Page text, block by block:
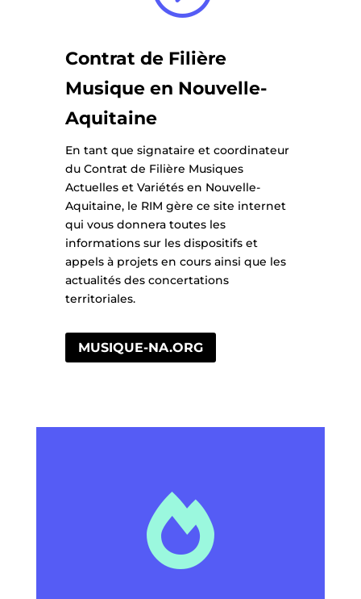
Contrat de Filière
Musique en Nouvelle-
Aquitaine
En tant que signataire et coordinateur
du Contrat de Filière Musiques
Actuelles et Variétés en Nouvelle-
Aquitaine, le RIM gère ce site internet
qui vous donnera toutes les
informations sur les dispositifs et
appels à projets en cours ainsi que les
actualités des concertations
territoriales.
MUSIQUE-NA.ORG
